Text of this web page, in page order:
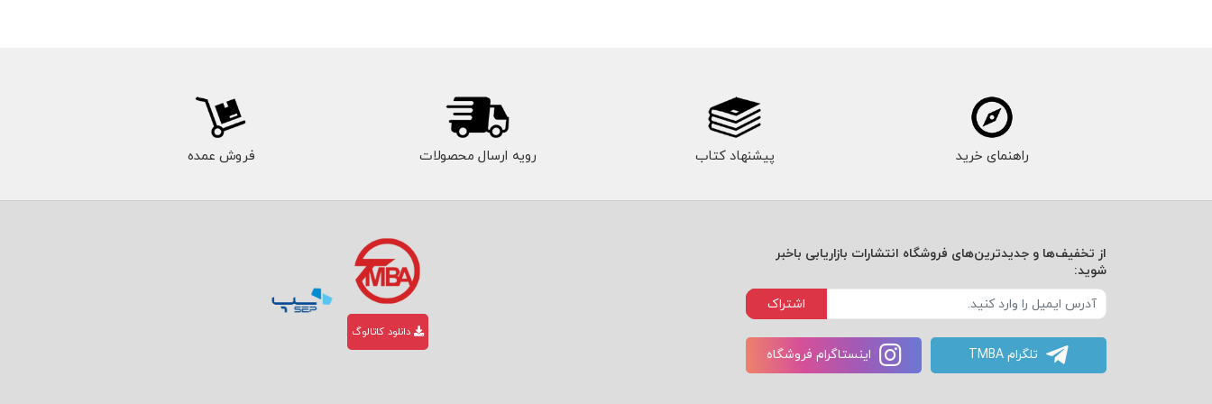
راهنمای خرید پیشنهاد کتاب رویه ارسال محصولات فروش عمده
از تخفیف‌ها و جدیدترین‌های فروشگاه انتشارات بازاریابی باخبر
شوید:
اشتراک
تلگرام TMBA اینستاگرام فروشگاه
دانلود کاتالوگ